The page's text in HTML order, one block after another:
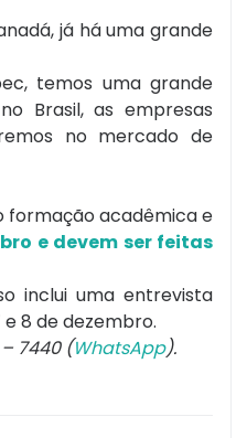
já há uma grande
temos uma grande
Brasil, as empresas
no mercado de
formação acadêmica e
e devem ser feitas
inclui uma entrevista
8 de dezembro.
7440 (WhatsApp).